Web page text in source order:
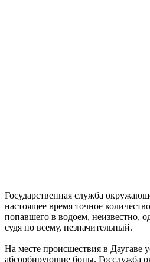
Государственная служба
настоящее время точное
попавшего в водоем, неизвестно,
судя по всему, незначительный.
На месте происшествия в Даугаве
абсорбирующие боны. Госслужба